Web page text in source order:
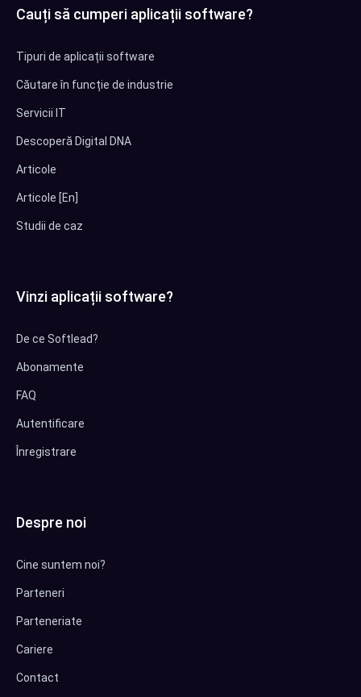
Cauți să cumperi aplicații software?
Tipuri de aplicații software
Căutare în funcție de industrie
Servicii IT
Descoperă Digital DNA
Articole
Articole [En]
Studii de caz
Vinzi aplicații software?
De ce Softlead?
Abonamente
FAQ
Autentificare
Înregistrare
Despre noi
Cine suntem noi?
Parteneri
Parteneriate
Cariere
Contact